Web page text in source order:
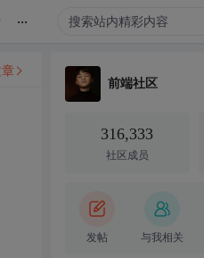
...
前端社区
316,333
社区成员
发帖 与我相关